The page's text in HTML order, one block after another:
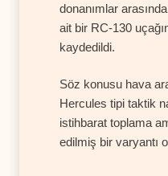
donanımlar
ait bir RC-130
kaydedildi.
Söz konusu hava
Hercules tipi taktik
istihbarat toplama
edilmiş bir varyantı